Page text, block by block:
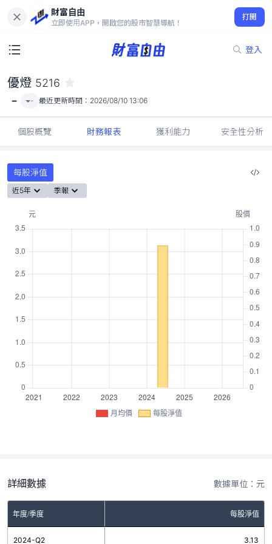
財富自由
立即使用APP，開啟您的股市智慧導航！
打開
登入
-
優燈 5216
- - 最近更新時間： 2026/08/10 13:06
個股概覽 財務報表 獲利能力 安全性分析
每股淨值
近5年 季報
月均價 每股淨值
詳細數據 數據單位：元
年度/季度 每股淨值
2024-Q2 3.13